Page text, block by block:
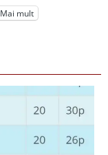
Mai mult